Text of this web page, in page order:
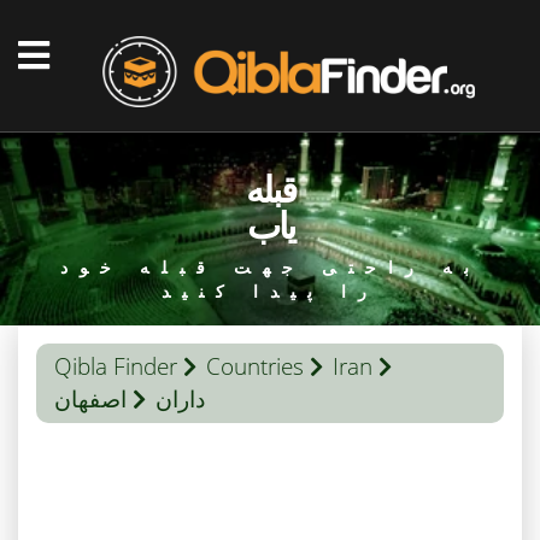
قبله
یاب
به راحتی جهت قبله خود
را پیدا کنید
Qibla Finder Countries
Iran
اصفهان
داران